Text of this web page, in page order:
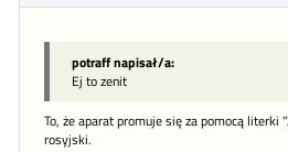
potraff napisał/a:
Ej to zenit
To, że aparat promuje się za pomocą literki
rosyjski.